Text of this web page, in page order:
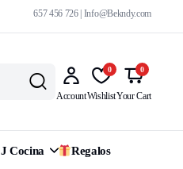
657 456 726 | Info@Bekndy.com
Account
0
Wishlist
0
Your Cart
J Cocina Regalos